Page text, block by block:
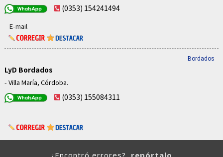
(0353) 154241494
E-mail
Bordados
LyD Bordados
- Villa María, Córdoba.
(0353) 155084311
¿Encontró errores?, repórtalo